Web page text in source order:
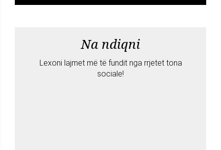
Na ndiqni
Lexoni lajmet më të fundit nga rrjetet tona
sociale!